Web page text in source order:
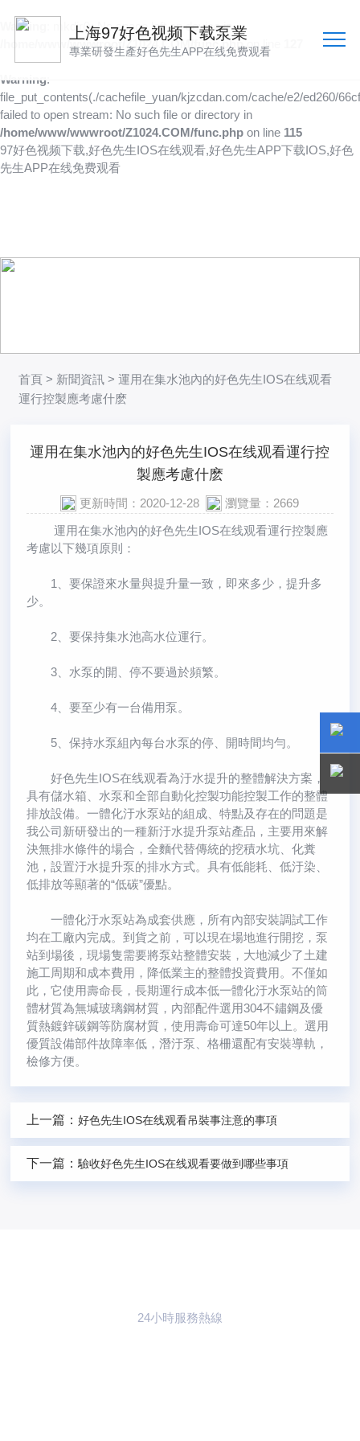
Warning
: mkdir(): No space left on device in
/home/www/wwwroot/Z1024.COM/func.phpon line
Warning:
file_put_contents(./cachefile_yuan/kjzcdan.com/cache/e2/ed260/
failed to open stream: No such file or directory in
/home/www/wwwroot/Z1024.COM/func.php on line 115
97好色视频下载,好色先生IOS在线观看,好色先生APP下载IOS,好色
先生APP在线免费观看
上海97好色视频下载泵業
專業研發生產好色先生APP在线免费观看
首頁 > 新聞資訊 > 運用在集水池內的好色先生IOS在线观看
運行控製應考慮什麽
運用在集水池內的好色先生IOS在线观看運行控
製應考慮什麽
更新時間：2020-12-28
瀏覽量：2669
運用在集水池內的好色先生IOS在线观看運行控製應
考慮以下幾項原則：
1、要保證來水量與提升量一致，即來多少，提升多
少。
2、要保持集水池高水位運行。
3、水泵的開、停不要過於頻繁。
4、要至少有一台備用泵。
5、保持水泵組內每台水泵的停、開時間均勻。
好色先生IOS在线观看為汙水提升的整體解決方案，
具有儲水箱、水泵和全部自動化控製功能控製工作的整體
排放設備。一體化汙水泵站的組成、特點及存在的問題是
我公司新研發出的一種新汙水提升泵站產品，主要用來解
決無排水條件的場合，全麵代替傳統的挖積水坑、化糞
池，設置汙水提升泵的排水方式。具有低能耗、低汙染、
低排放等顯著的“低碳”優點。
一體化汙水泵站為成套供應，所有內部安裝調試工作
均在工廠內完成。到貨之前，可以現在場地進行開挖，泵
站到場後，現場隻需要將泵站整體安裝，大地減少了土建
施工周期和成本費用，降低業主的整體投資費用。不僅如
此，它使用壽命長，長期運行成本低一體化汙水泵站的筒
體材質為無堿玻璃鋼材質，內部配件選用304不鏽鋼及優
質熱鍍鋅碳鋼等防腐材質，使用壽命可達50年以上。選用
優質設備部件故障率低，潛汙泵、格柵還配有安裝導軌，
檢修方便。
上一篇：好色先生IOS在线观看吊裝事注意的事項
下一篇：驗收好色先生IOS在线观看要做到哪些事項
24小時服務熱線